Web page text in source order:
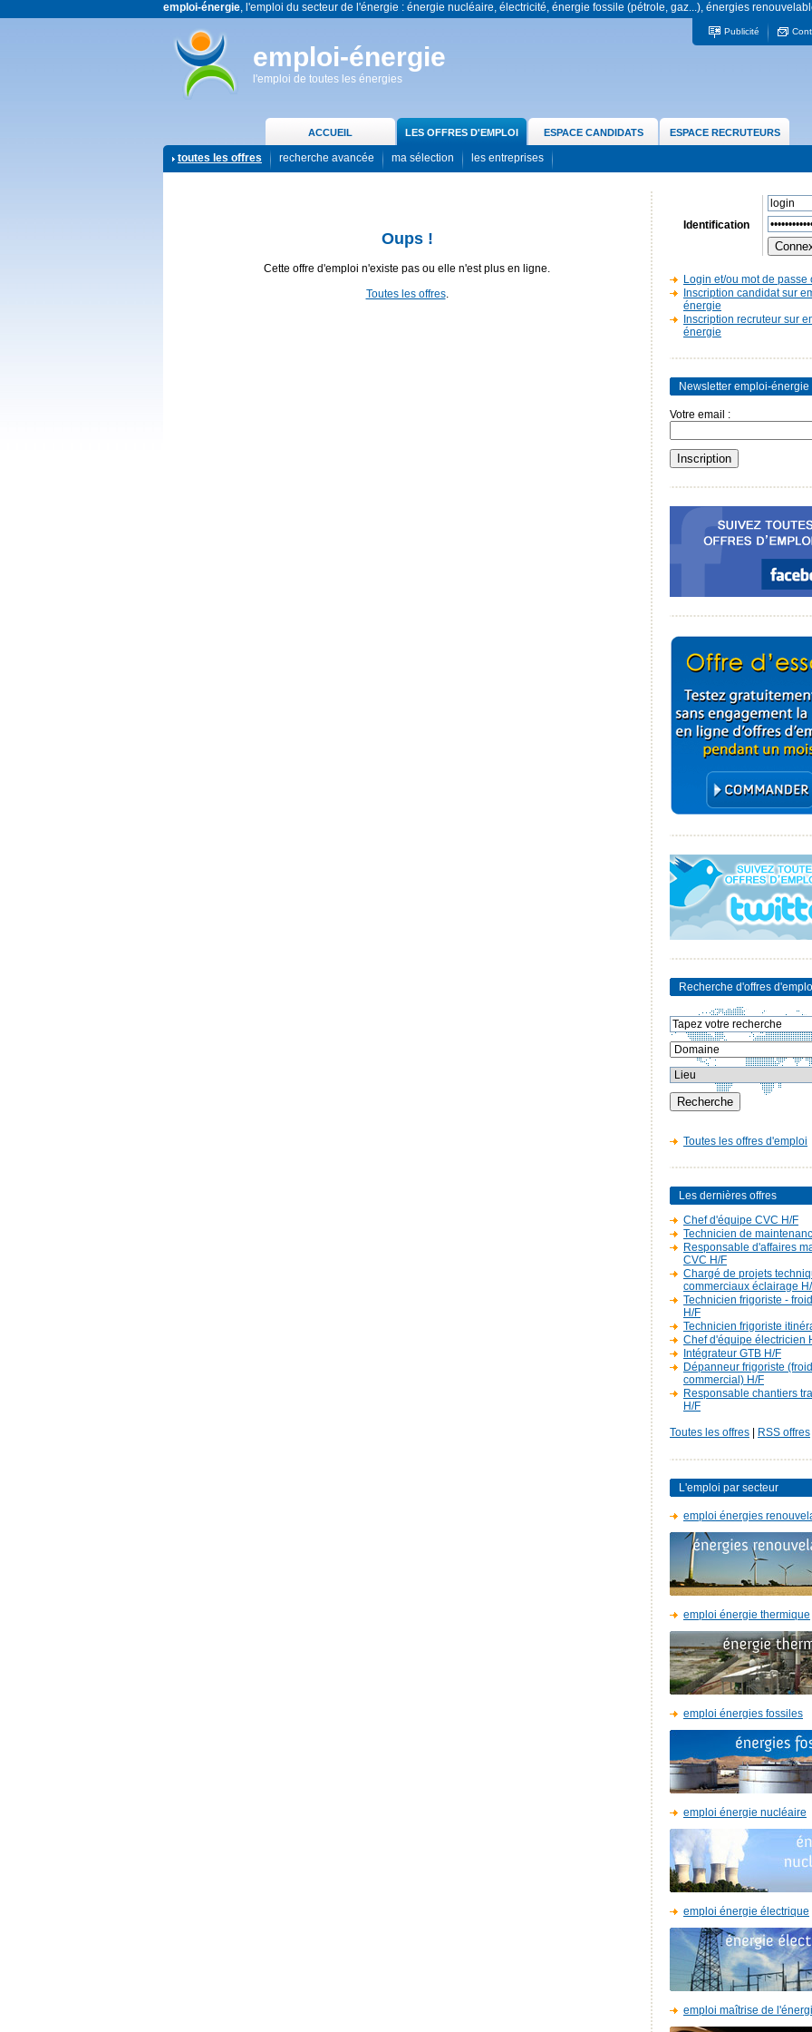
emploi-énergie, l'emploi du secteur de l'énergie : énergie nucléaire, électricité, énergie fossile (pétrole, gaz...), énergies
emploi-énergie
l'emploi de toutes les énergies
Publicité
ACCUEIL LES OFFRES D'EMPLOI ESPACE CANDIDATS ESPACE RECRUTEURS
toutes les offres recherche avancée ma sélection les entreprises
Oups !
Cette offre d'emploi n'existe pas ou elle n'est plus en ligne.
Toutes les offres.
Identification
Login et/ou mot de passe
Inscription candidat sur
énergie
Inscription recruteur sur
énergie
Newsletter emploi-énergie
Votre email :
Recherche d'offres
Toutes les offres d'emploi
Les dernières offres
Chef d'équipe CVC H/F
Technicien de
Responsable d'affaires
CVC H/F
Chargé de projets
commerciaux éclairage
Technicien frigoriste -
H/F
Technicien frigoriste
Chef d'équipe électricien
Intégrateur GTB H/F
Dépanneur frigoriste (froid
commercial) H/F
Responsable chantiers
H/F
Toutes les offres RSS offres
L'emploi par secteur
emploi énergies
emploi énergie thermique
emploi énergies fossiles
emploi énergie nucléaire
emploi énergie électrique
emploi maîtrise de